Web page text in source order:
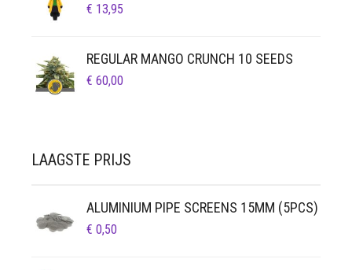
€ 13,95
REGULAR MANGO CRUNCH 10 SEEDS
€ 60,00
LAAGSTE PRIJS
ALUMINIUM PIPE SCREENS 15MM (5PCS)
€ 0,50